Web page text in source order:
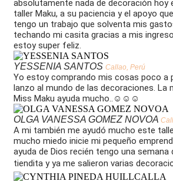
absolutamente nada de decoración hoy
taller Maku, a su paciencia y el apoyo
tengo un trabajo que solventa mis
techando mi casita gracias a mis
estoy super feliz.
YESSENIA SANTOS Callao, Perú
Yo estoy comprando mis cosas poco a
lanzo al mundo de las decoraciones. La
Miss Maku ayuda mucho..☺️☺️☺️
OLGA VANESSA GOMEZ NOVOA
A mi también me ayudó mucho este
mucho miedo inicie mi pequeño
ayuda de Dios recién tengo una semana
tiendita y ya me salieron varias